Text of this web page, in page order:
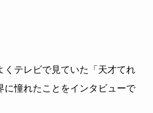
くテレビで見ていた「天才てれ
に憧れたことをインタビューで